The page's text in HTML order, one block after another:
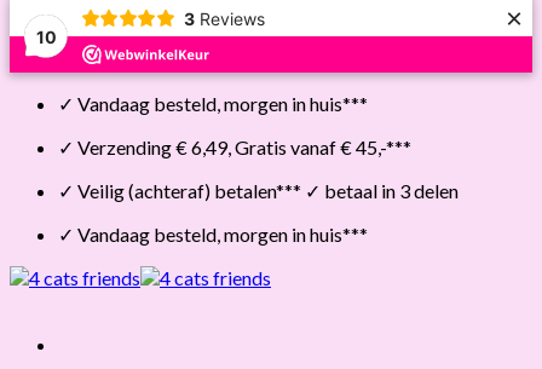
10
3 Reviews ×
Skip
✓ Vandaag besteld, morgen in huis***
✓ Verzending € 6,49, Gratis vanaf € 45,-***
✓ Veilig (achteraf) betalen*** ✓ betaal in 3 delen
✓ Vandaag besteld, morgen in huis***